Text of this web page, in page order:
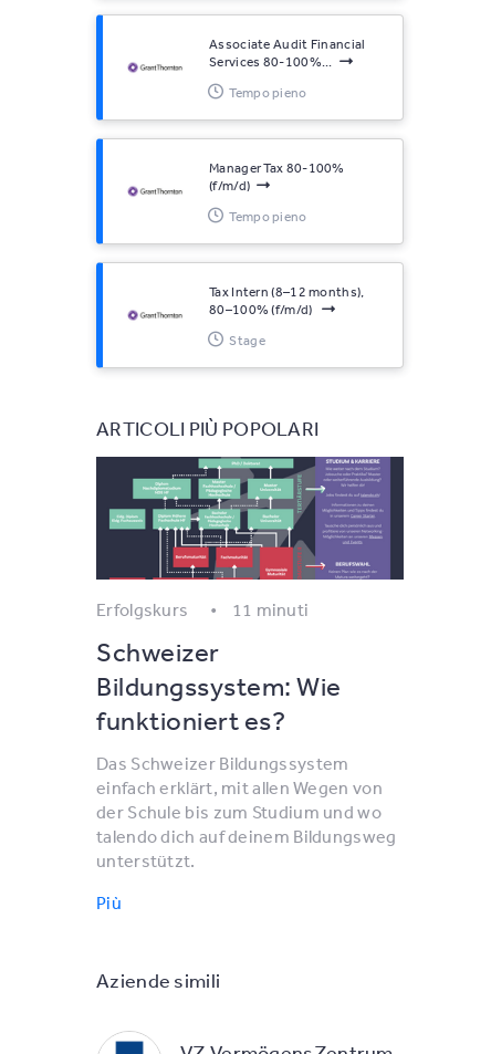
Associate Audit Financial
Services 80-100%...
Tempo pieno
Manager Tax 80-100%
(f/m/d)
Tempo pieno
Tax Intern (8–12 months),
80–100% (f/m/d)
Stage
ARTICOLI PIÙ POPOLARI
Erfolgskurs 11 minuti
Schweizer
Bildungssystem: Wie
funktioniert es?
Das Schweizer Bildungssystem
einfach erklärt, mit allen Wegen von
der Schule bis zum Studium und wo
talendo dich auf deinem Bildungsweg
unterstützt.
Più
Aziende simili